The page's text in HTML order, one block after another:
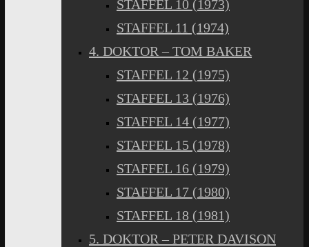
STAFFEL 10 (1973)
STAFFEL 11 (1974)
4. DOKTOR – TOM BAKER
STAFFEL 12 (1975)
STAFFEL 13 (1976)
STAFFEL 14 (1977)
STAFFEL 15 (1978)
STAFFEL 16 (1979)
STAFFEL 17 (1980)
STAFFEL 18 (1981)
5. DOKTOR – PETER DAVISON